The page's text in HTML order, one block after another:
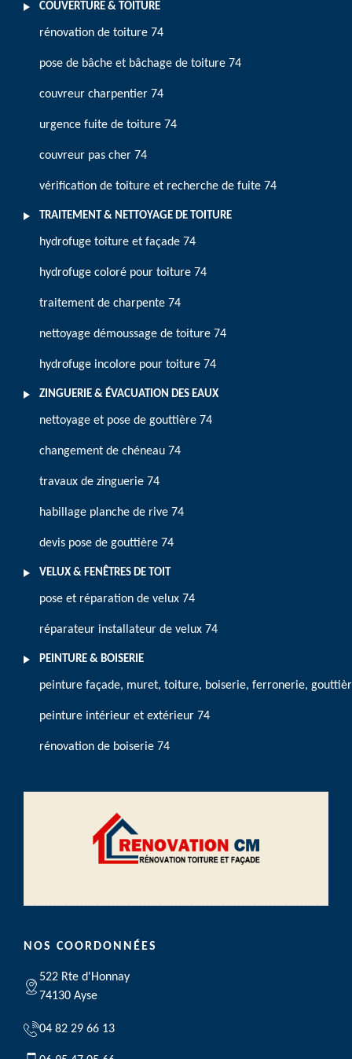
COUVERTURE & TOITURE
rénovation de toiture 74
pose de bâche et bâchage de toiture 74
couvreur charpentier 74
urgence fuite de toiture 74
couvreur pas cher 74
vérification de toiture et recherche de fuite 74
TRAITEMENT & NETTOYAGE DE TOITURE
hydrofuge toiture et façade 74
hydrofuge coloré pour toiture 74
traitement de charpente 74
nettoyage démoussage de toiture 74
hydrofuge incolore pour toiture 74
ZINGUERIE & ÉVACUATION DES EAUX
nettoyage et pose de gouttière 74
changement de chéneau 74
travaux de zinguerie 74
habillage planche de rive 74
devis pose de gouttière 74
VELUX & FENÊTRES DE TOIT
pose et réparation de velux 74
réparateur installateur de velux 74
PEINTURE & BOISERIE
peinture façade, muret, toiture, boiserie, ferronerie,
peinture intérieur et extérieur 74
rénovation de boiserie 74
NOS COORDONNÉES
522 Rte d'Honnay
74130 Ayse
04 82 29 66 13